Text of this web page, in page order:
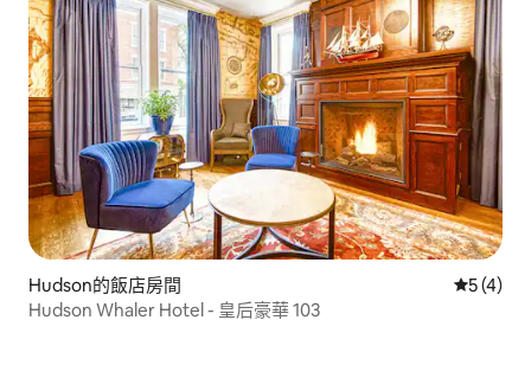
Hudson的飯店房間 從 4 則評
5 (4)
Hudson Whaler Hotel - 皇后豪華 103